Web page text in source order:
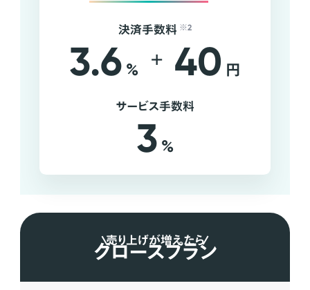
決済手数料 ※2
3.6 % + 40 円
サービス手数料
3 %
売り上げが増えたら
グロースプラン